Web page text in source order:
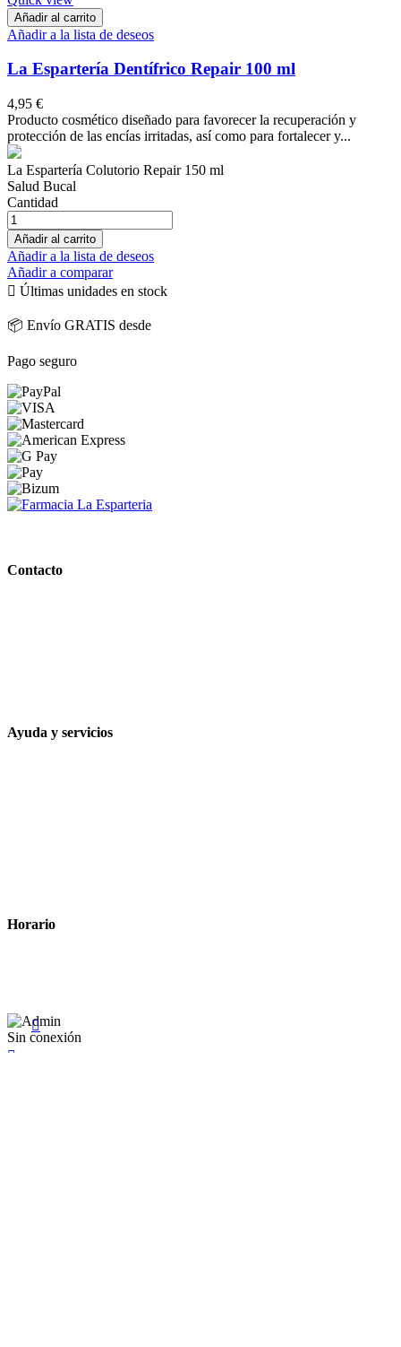
Añadir al carrito
Añadir a la lista de deseos
La Espartería Dentífrico Repair 100 ml
4,95 €
Producto cosmético diseñado para favorecer la recuperación y
protección de las encías irritadas, así como para fortalecer y...
La Espartería Colutorio Repair 150 ml
Salud Bucal
Cantidad
Añadir al carrito
Añadir a la lista de deseos
Añadir a comparar
 Últimas unidades en stock
📦 Envío GRATIS desde
Pago seguro
Contacto
Ayuda y servicios
Horario
Sin conexión

